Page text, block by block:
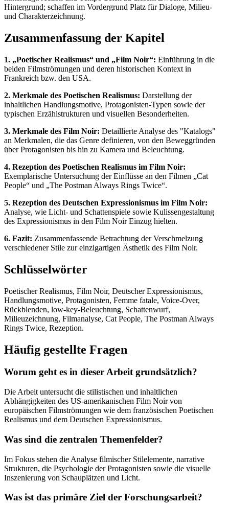
Hintergrund; schaffen im Vordergrund Platz für Dialoge, Milieu-
und Charakterzeichnung.
Zusammenfassung der Kapitel
1. „Poetischer Realismus“ und „Film Noir“: Einführung in die
beiden Filmströmungen und deren historischen Kontext in
Frankreich bzw. den USA.
2. Merkmale des Poetischen Realismus: Darstellung der
inhaltlichen Handlungsmotive, Protagonisten-Typen sowie der
typischen Erzählstrukturen und visuellen Besonderheiten.
3. Merkmale des Film Noir: Detaillierte Analyse des "Katalogs"
an Merkmalen, die das Genre definieren, von den Beweggründen
über Protagonisten bis hin zu Kamera und Beleuchtung.
4. Rezeption des Poetischen Realismus im Film Noir:
Exemplarische Untersuchung der Einflüsse an den Filmen „Cat
People“ und „The Postman Always Rings Twice“.
5. Rezeption des Deutschen Expressionismus im Film Noir:
Analyse, wie Licht- und Schattenspiele sowie Kulissengestaltung
des Expressionismus in den Film Noir Einzug hielten.
6. Fazit: Zusammenfassende Betrachtung der Verschmelzung
verschiedener Stile zur einzigartigen Ästhetik des Film Noir.
Schlüsselwörter
Poetischer Realismus, Film Noir, Deutscher Expressionismus,
Handlungsmotive, Protagonisten, Femme fatale, Voice-Over,
Rückblenden, low-key-Beleuchtung, Schattenwurf,
Milieuzeichnung, Filmanalyse, Cat People, The Postman Always
Rings Twice, Rezeption.
Häufig gestellte Fragen
Worum geht es in dieser Arbeit grundsätzlich?
Die Arbeit untersucht die stilistischen und inhaltlichen
Abhängigkeiten des US-amerikanischen Film Noir von
europäischen Filmströmungen wie dem französischen Poetischen
Realismus und dem Deutschen Expressionismus.
Was sind die zentralen Themenfelder?
Im Fokus stehen die Analyse filmischer Stilelemente, narrative
Strukturen, die Psychologie der Protagonisten sowie die visuelle
Inszenierung von Schauplätzen und Licht.
Was ist das primäre Ziel der Forschungsarbeit?